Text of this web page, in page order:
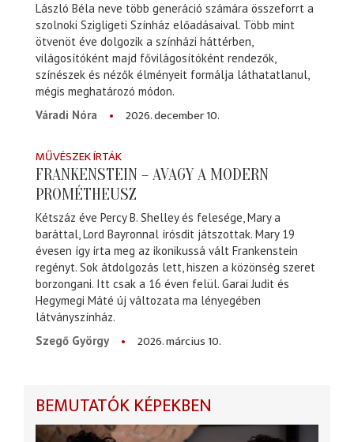
László Béla neve több generáció számára összeforrt a
szolnoki Szigligeti Színház előadásaival. Több mint
ötvenöt éve dolgozik a színházi háttérben,
világosítóként majd fővilágosítóként rendezők,
színészek és nézők élményeit formálja láthatatlanul,
mégis meghatározó módon.
Váradi Nóra
2026. december 10.
MŰVÉSZEK ÍRTÁK
FRANKENSTEIN – AVAGY A MODERN
PROMÉTHEUSZ
Kétszáz éve Percy B. Shelley és felesége, Mary a
baráttal, Lord Bayronnal írósdit játszottak. Mary 19
évesen így írta meg az ikonikussá vált Frankenstein
regényt. Sok átdolgozás lett, hiszen a közönség szeret
borzongani. Itt csak a 16 éven felül. Garai Judit és
Hegymegi Máté új változata ma lényegében
látványszínház.
Szegő György
2026. március 10.
BEMUTATÓK KÉPEKBEN